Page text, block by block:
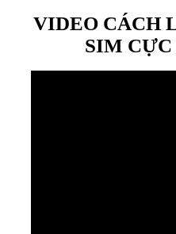
VIDEO CÁCH
SIM CỰC